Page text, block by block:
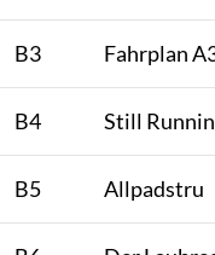
B3 Fahrplan
B4 Still
B5 Allpadstru